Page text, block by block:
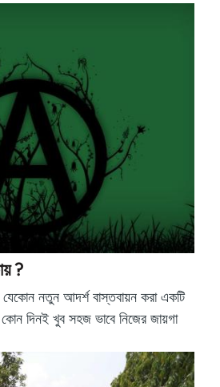
?
নতুন আদর্শ বাস্তবায়ন করা একটি
কোন দিনই খুব সহজ ভাবে নিজের জায়গা